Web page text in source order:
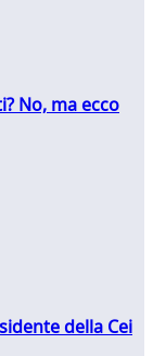
No, ma ecco
della Cei